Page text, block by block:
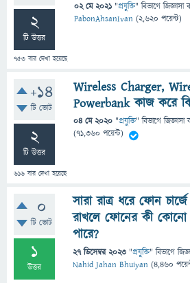
2
টি উত্তর
753 বার দেখা হয়েছে
02 মে 2021 "প্রযুক্তি" বিভাগে জিজ্ঞাসা
PabonAhsanIvan (2,620 পয়েন্ট)
+14
টি ভোট
2
টি উত্তর
616 বার দেখা হয়েছে
Wireless Charger,
Powerbank কাজ করে
04 মে 2020 "প্রযুক্তি" বিভাগে জিজ্ঞাসা
(71,360 পয়েন্ট)
0
টি ভোট
1
উত্তর
সারা রাত্র ধরে ফোন
রাখলে ফোনের কী কোনো
পারে?
27 ডিসেম্বর 2023 "প্রযুক্তি" বিভাগে
Nahid Jahan Bhuiyan (4,460